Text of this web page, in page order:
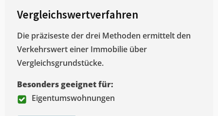
Vergleichswertverfahren
Die präziseste der drei Methoden ermittelt den
Verkehrswert einer Immobilie über
Vergleichsgrundstücke.
Besonders geeignet für:
Eigentumswohnungen